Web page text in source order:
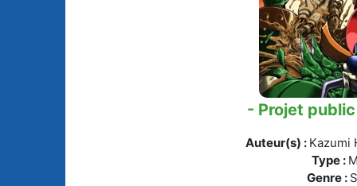
Animes abandonnés
Tous les animes (604)
Mangas terminés
(Publics) (88)
Mangas en pause
Mangas licenciés
Mangas
- Projet
Auteur(s) : Kazumi
Type :
Genre :